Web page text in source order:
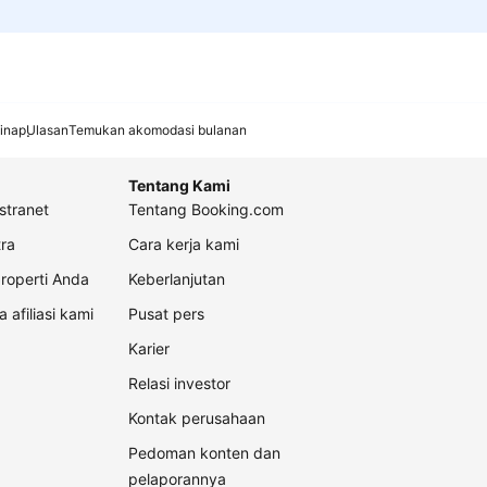
UlasanTemukan akomodasi bulanan
Anda
afiliasi kami
Tentang Kami
Tentang Booking.com
Cara kerja kami
Keberlanjutan
Pusat pers
Karier
Relasi investor
Kontak perusahaan
Pedoman konten dan
pelaporannya